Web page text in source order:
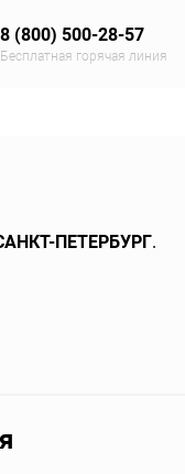
8 (800) 500-28-57
Бесплатная горячая линия
ПЕТЕРБУРГ.